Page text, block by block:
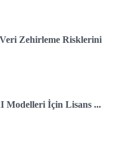
Zehirleme Risklerini
Modelleri İçin Lisans ...